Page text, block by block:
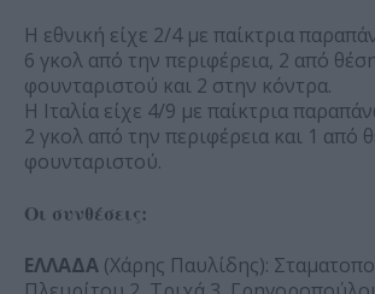
Η εθνική είχε 2/4 με παίκτρια
6 γκολ από την περιφέρεια, 2 από
φουνταριστού και 2 στην κόντρα.
Η Ιταλία είχε 4/9 με παίκτρια
2 γκολ από την περιφέρεια και 1 από
φουνταριστού.
Οι συνθέσεις:
ΕΛΛΑΔΑ (Χάρης Παυλίδης):